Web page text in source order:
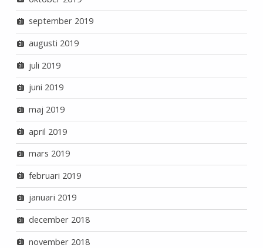
september 2019
augusti 2019
juli 2019
juni 2019
maj 2019
april 2019
mars 2019
februari 2019
januari 2019
december 2018
november 2018